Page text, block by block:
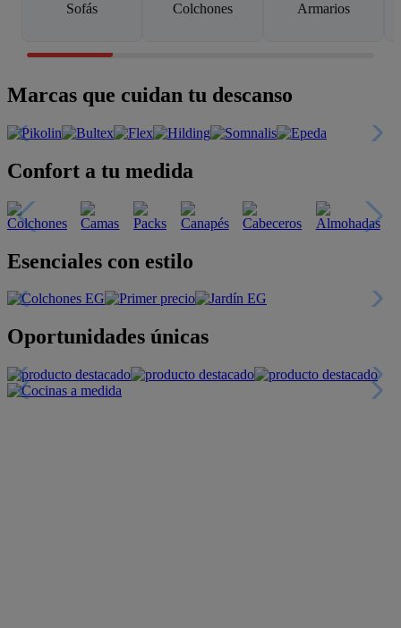
Sofás Colchones Armarios
Marcas que cuidan tu descanso
Confort a tu medida
Esenciales con estilo
Oportunidades únicas